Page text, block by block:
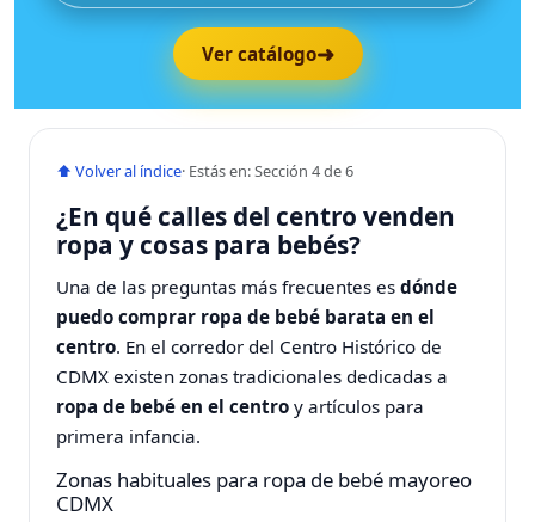
Ver catálogo➜
⬆ Volver al índice· Estás en: Sección 4 de 6
¿En qué calles del centro venden
ropa y cosas para bebés?
Una de las preguntas más frecuentes esdónde
puedo comprar ropa de bebé barata en el
centro. En el corredor del Centro Histórico de
CDMX existen zonas tradicionales dedicadas a
ropa de bebé en el centro y artículos para
primera infancia.
Zonas habituales para ropa de bebé mayoreo
CDMX